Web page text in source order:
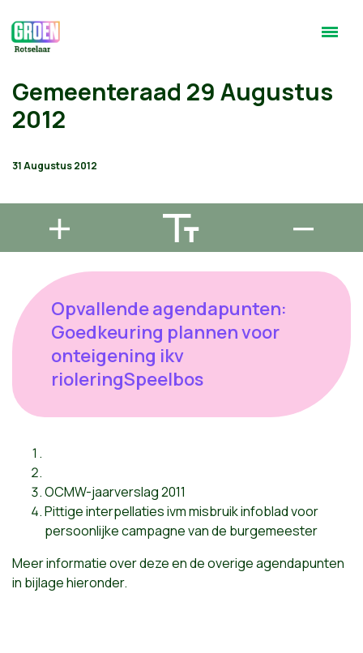
Gemeenteraad 29 Augustus
2012
31 Augustus 2012
Opvallende agendapunten:
Goedkeuring plannen voor
onteigening ikv
rioleringSpeelbos
OCMW-jaarverslag 2011
Pittige interpellaties ivm misbruik infoblad voor
persoonlijke campagne van de burgemeester
Meer informatie over deze en de overige agendapunten
in bijlage hieronder.